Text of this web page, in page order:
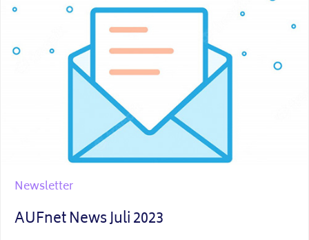
Newsletter
AUFnet News Juli 2023